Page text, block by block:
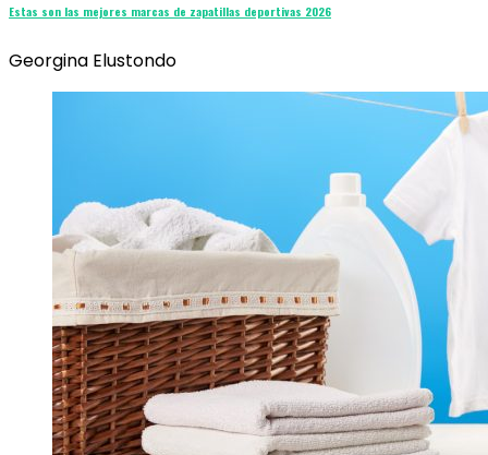
Estas son las mejores marcas de zapatillas deportivas 2026
Georgina Elustondo